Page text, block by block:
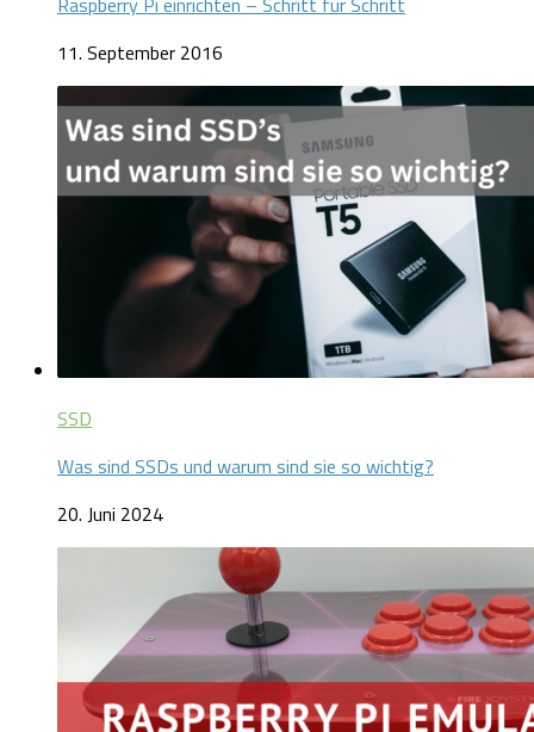
11. September 2016
SSD
Was sind SSDs und warum sind sie so wichtig?
20. Juni 2024